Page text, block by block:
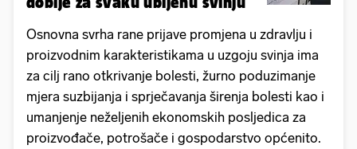
Osnovna svrha rane prijave promjena u zdravlju i
proizvodnim karakteristikama u uzgoju svinja ima
za cilj rano otkrivanje bolesti, žurno poduzimanje
mjera suzbijanja i sprječavanja širenja bolesti kao i
umanjenje neželjenih ekonomskih posljedica za
proizvođače, potrošače i gospodarstvo općenito.